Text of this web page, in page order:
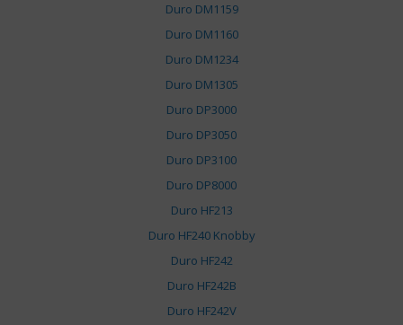
Duro DM1159
Duro DM1160
Duro DM1234
Duro DM1305
Duro DP3000
Duro DP3050
Duro DP3100
Duro DP8000
Duro HF213
Duro HF240 Knobby
Duro HF242
Duro HF242B
Duro HF242V